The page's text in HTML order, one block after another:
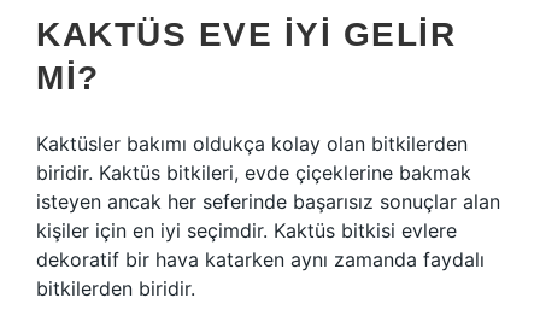
KAKTÜS EVE IYI GELIR
MI?
Kaktüsler bakımı oldukça kolay olan bitkilerden
biridir. Kaktüs bitkileri, evde çiçeklerine bakmak
isteyen ancak her seferinde başarısız sonuçlar alan
kişiler için en iyi seçimdir. Kaktüs bitkisi evlere
dekoratif bir hava katarken aynı zamanda faydalı
bitkilerden biridir.